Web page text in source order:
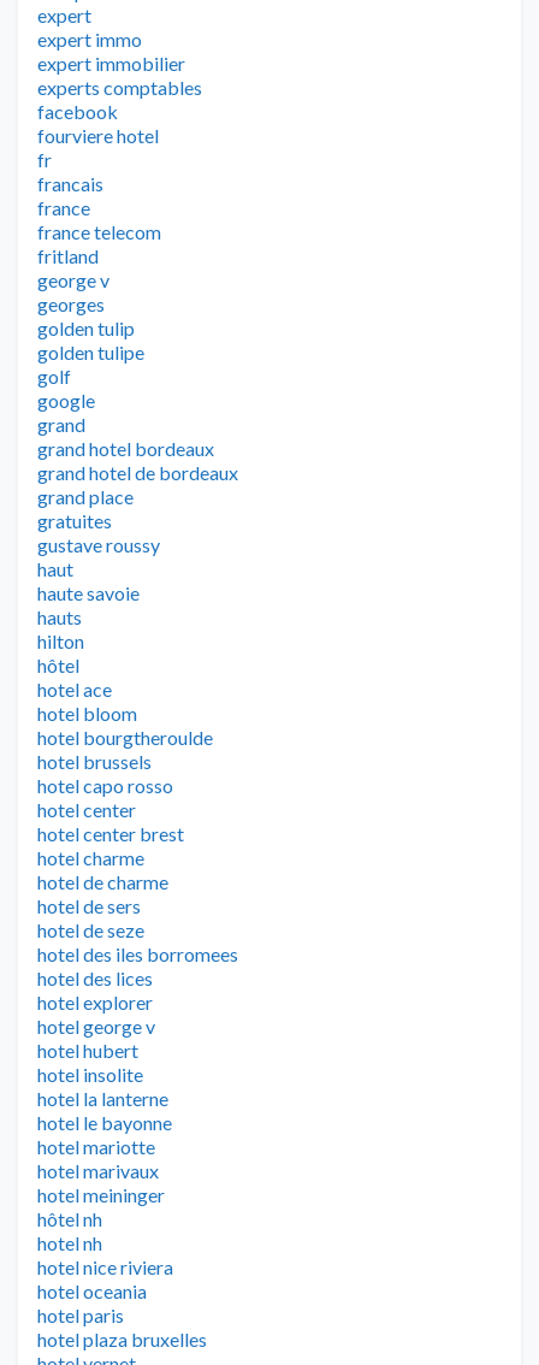
expert
expert immo
expert immobilier
experts comptables
facebook
fourviere hotel
fr
francais
france
france telecom
fritland
george v
georges
golden tulip
golden tulipe
golf
google
grand
grand hotel bordeaux
grand hotel de bordeaux
grand place
gratuites
gustave roussy
haut
haute savoie
hauts
hilton
hôtel
hotel ace
hotel bloom
hotel bourgtheroulde
hotel brussels
hotel capo rosso
hotel center
hotel center brest
hotel charme
hotel de charme
hotel de sers
hotel de seze
hotel des iles borromees
hotel des lices
hotel explorer
hotel george v
hotel hubert
hotel insolite
hotel la lanterne
hotel le bayonne
hotel mariotte
hotel marivaux
hotel meininger
hôtel nh
hotel nh
hotel nice riviera
hotel oceania
hotel paris
hotel plaza bruxelles